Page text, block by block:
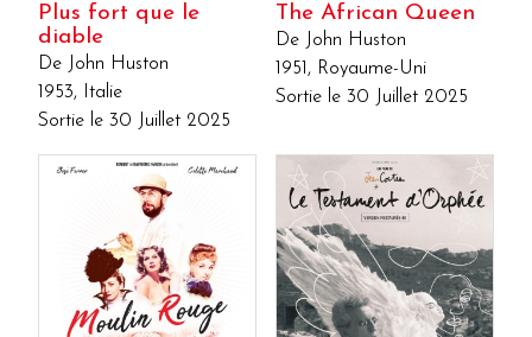
Plus fort que le
diable
De John Huston
1953, Italie
Sortie le 30 Juillet 2025
The African Queen
De John Huston
1951, Royaume-Uni
Sortie le 30 Juillet 2025